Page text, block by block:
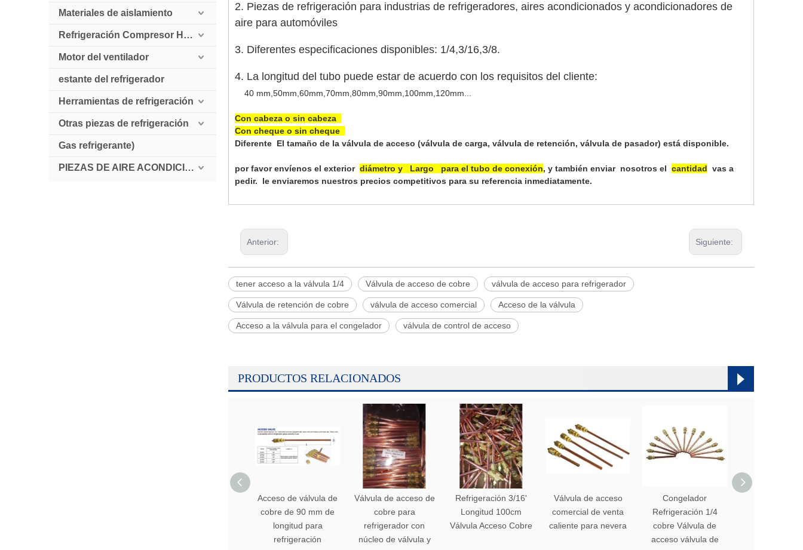
Materiales de aislamiento
Refrigeración Compresor HollySnow
Motor del ventilador
estante del refrigerador
Herramientas de refrigeración
Otras piezas de refrigeración
Gas refrigerante)
PIEZAS DE AIRE ACONDICIONADO AUTOMÁTICO
2. Piezas de refrigeración para industrias de refrigeradores, aires acondicionados y acondicionadores de
aire para automóviles
3. Diferentes especificaciones disponibles: 1/4,3/16,3/8.
4. La longitud del tubo puede estar de acuerdo con los requisitos del cliente:
40 mm ,50mm,60mm,70mm,80mm,90mm,100mm,120mm...
Con cabeza o sin cabeza
Con cheque o sin cheque
Diferente El tamaño de la válvula de acceso (válvula de carga, válvula de retención, válvula de pasador) está disponible.
por favor envíenos el exterior diámetro y Largo para el tubo de conexión, y también enviar nosotros el cantidad vas a
pedir. le enviaremos nuestros precios competitivos para su referencia inmediatamente.
Anterior: Siguiente:
tener acceso a la válvula 1/4 Válvula de acceso de cobre válvula de acceso para refrigerador
Válvula de retención de cobre válvula de acceso comercial Acceso de la válvula
Acceso a la válvula para el congelador válvula de control de acceso
PRODUCTOS RELACIONADOS
Acceso de válvula de
cobre de 90 mm de
longitud para
refrigeración
Válvula de acceso de
cobre para
refrigerador con
núcleo de válvula y
Refrigeración 3/16'
Longitud 100cm
Válvula Acceso Cobre
Válvula de acceso
comercial de venta
caliente para nevera
Congelador
Refrigeración 1/4
cobre Válvula de
acceso válvula de